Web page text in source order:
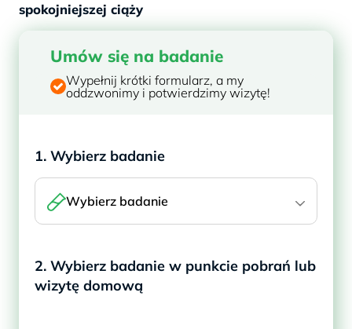
spokojniejszej ciąży
Umów się na badanie
Wypełnij krótki formularz, a my
oddzwonimy i potwierdzimy wizytę!
1. Wybierz badanie
Wybierz badanie
2. Wybierz badanie w punkcie pobrań lub
wizytę domową